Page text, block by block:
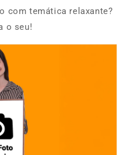
com temática relaxante?
o seu!